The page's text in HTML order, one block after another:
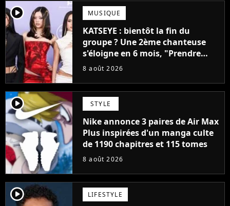
player2 MUSIQUE
KATSEYE : bientôt la fin du
groupe ? Une 2ème chanteuse
s'éloigne en 6 mois, "Prendre
cette décision n’a pas été facile"
8 août 2026
player2 STYLE
Nike annonce 3 paires de Air Max
Plus inspirées d'un manga culte
de 1190 chapitres et 115 tomes
8 août 2026
player2 LIFESTYLE